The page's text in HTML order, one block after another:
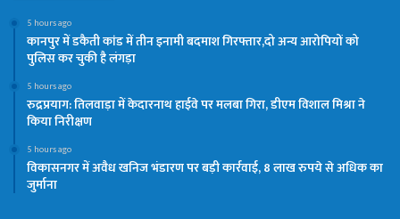
5 hours ago
कानपुर में डकैती कांड में तीन इनामी बदमाश गिरफ्तार,दो अन्य आरोपियों को
पुलिस कर चुकी है लंगड़ा
5 hours ago
रुद्रप्रयाग: तिलवाड़ा में केदारनाथ हाईवे पर मलबा गिरा, डीएम विशाल मिश्रा ने
किया निरीक्षण
5 hours ago
विकासनगर में अवैध खनिज भंडारण पर बड़ी कार्रवाई, 8 लाख रुपये से अधिक का
जुर्माना